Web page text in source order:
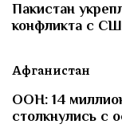
Пакистан
конфликта с
Афганистан
ООН: 14
столкнулись с